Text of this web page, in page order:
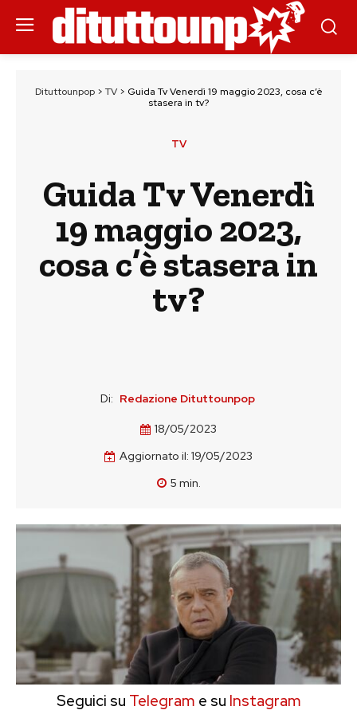
Dituttounpop> TV> Guida Tv Venerdì 19 maggio 2023, cosa c’è
stasera in tv?
TV
Guida Tv Venerdì
19 maggio 2023,
cosa c’è stasera in
tv?
Di: Redazione Dituttounpop
18/05/2023
Aggiornato il: 19/05/2023
5 min.
Seguici su Telegram e su Instagram